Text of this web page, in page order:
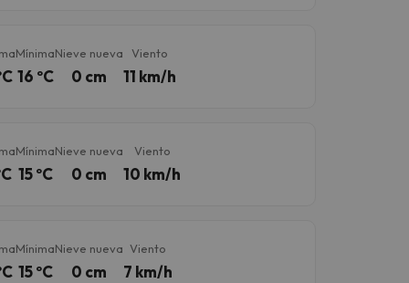
Mínima
16 ºC
Nieve nueva
0 cm
Viento
11 km/h
Mínima
15 ºC
Nieve nueva
0 cm
Viento
10 km/h
Mínima
15 ºC
Nieve nueva
0 cm
Viento
7 km/h